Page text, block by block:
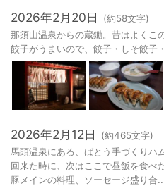
2026年2月20日 (約58文字)
那須山温泉からの蔵鋤。昔はよくこ
餃子がうまいので、餃子・しそ餃子
2026年2月12日 (約465文字)
馬頭温泉にある、ばとう手づくりハ
回来た時に、次はここで昼飯を食べ
豚メインの料理、ソーセージ盛り合